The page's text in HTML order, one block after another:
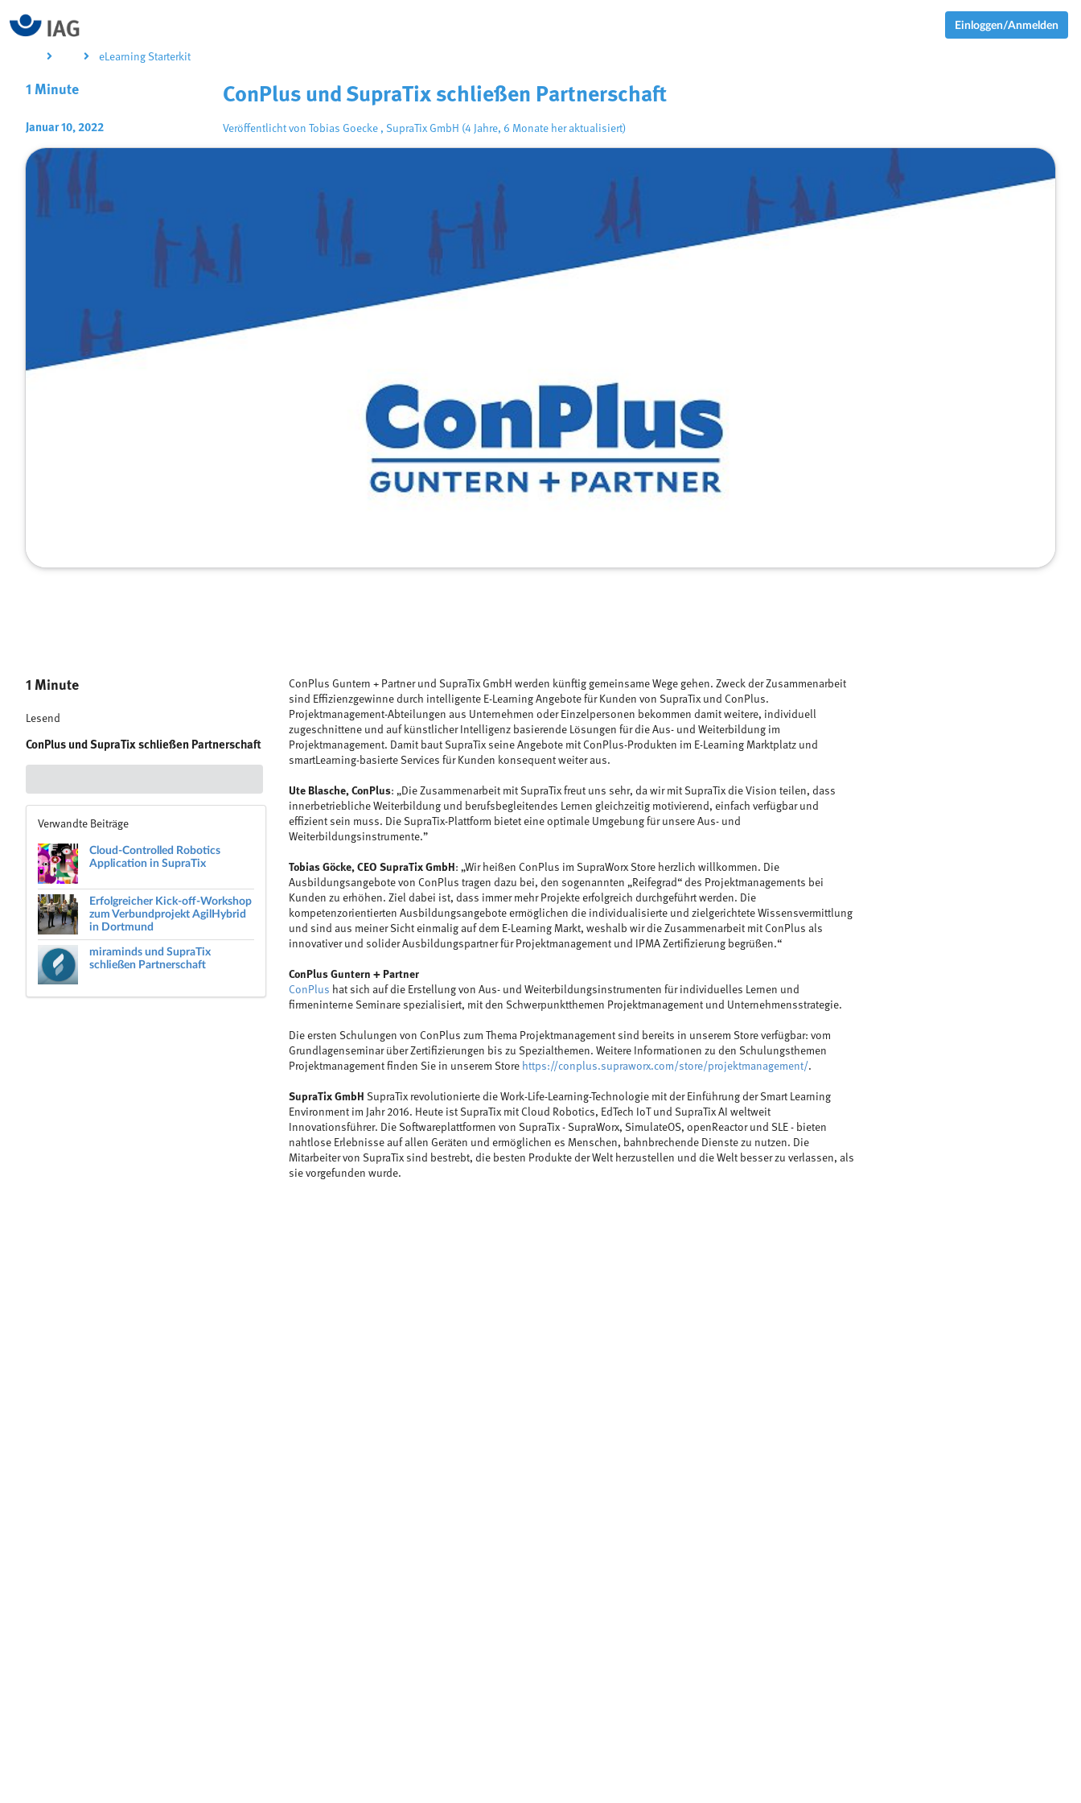
Einloggen/Anmelden
eLearning Starterkit
1 Minute
Januar 10, 2022
ConPlus und SupraTix schließen Partnerschaft
Veröffentlicht von Tobias Goecke , SupraTix GmbH (4 Jahre, 6 Monate her aktualisiert)
1 Minute
Lesend
ConPlus und SupraTix schließen Partnerschaft
Verwandte Beiträge
Cloud-Controlled Robotics
Application in SupraTix
Erfolgreicher Kick-off-Workshop
zum Verbundprojekt AgilHybrid
in Dortmund
miraminds und SupraTix
schließen Partnerschaft
ConPlus Guntern + Partner und SupraTix GmbH werden künftig gemeinsame Wege gehen. Zweck der Zusammenarbeit
sind Effizienzgewinne durch intelligente E-Learning Angebote für Kunden von SupraTix und ConPlus.
Projektmanagement-Abteilungen aus Unternehmen oder Einzelpersonen bekommen damit weitere, individuell
zugeschnittene und auf künstlicher Intelligenz basierende Lösungen für die Aus- und Weiterbildung im
Projektmanagement. Damit baut SupraTix seine Angebote mit ConPlus-Produkten im E-Learning Marktplatz und
smartLearning-basierte Services für Kunden konsequent weiter aus.
Ute Blasche, ConPlus: „Die Zusammenarbeit mit SupraTix freut uns sehr, da wir mit SupraTix die Vision teilen, dass
innerbetriebliche Weiterbildung und berufsbegleitendes Lernen gleichzeitig motivierend, einfach verfügbar und
effizient sein muss. Die SupraTix-Plattform bietet eine optimale Umgebung für unsere Aus- und
Weiterbildungsinstrumente.”
Tobias Göcke, CEO SupraTix GmbH : „Wir heißen ConPlus im SupraWorx Store herzlich willkommen. Die
Ausbildungsangebote von ConPlus tragen dazu bei, den sogenannten „Reifegrad“ des Projektmanagements bei
Kunden zu erhöhen. Ziel dabei ist, dass immer mehr Projekte erfolgreich durchgeführt werden. Die
kompetenzorientierten Ausbildungsangebote ermöglichen die individualisierte und zielgerichtete Wissensvermittlung
und sind aus meiner Sicht einmalig auf dem E-Learning Markt, weshalb wir die Zusammenarbeit mit ConPlus als
innovativer und solider Ausbildungspartner für Projektmanagement und IPMA Zertifizierung begrüßen.“
ConPlus Guntern + Partner
ConPlus hat sich auf die Erstellung von Aus- und Weiterbildungsinstrumenten für individuelles Lernen und
firmeninterne Seminare spezialisiert, mit den Schwerpunktthemen Projektmanagement und Unternehmensstrategie.
Die ersten Schulungen von ConPlus zum Thema Projektmanagement sind bereits in unserem Store verfügbar: vom
Grundlagenseminar über Zertifizierungen bis zu Spezialthemen. Weitere Informationen zu den Schulungsthemen
Projektmanagement finden Sie in unserem Store https://conplus.supraworx.com/store/projektmanagement/.
SupraTix GmbH SupraTix revolutionierte die Work-Life-Learning-Technologie mit der Einführung der Smart Learning
Environment im Jahr 2016. Heute ist SupraTix mit Cloud Robotics, EdTech IoT und SupraTix AI weltweit
Innovationsführer. Die Softwareplattformen von SupraTix - SupraWorx, SimulateOS, openReactor und SLE - bieten
nahtlose Erlebnisse auf allen Geräten und ermöglichen es Menschen, bahnbrechende Dienste zu nutzen. Die
Mitarbeiter von SupraTix sind bestrebt, die besten Produkte der Welt herzustellen und die Welt besser zu verlassen, als
sie vorgefunden wurde.